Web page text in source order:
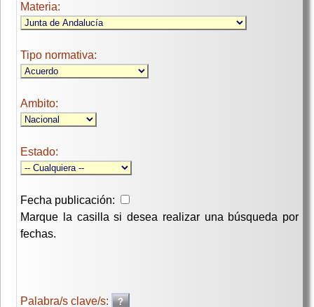
Materia:
Tipo normativa:
Ambito:
Estado:
Fecha publicación:
Marque la casilla si desea realizar una búsqueda por
fechas.
Palabra/s clave/s: